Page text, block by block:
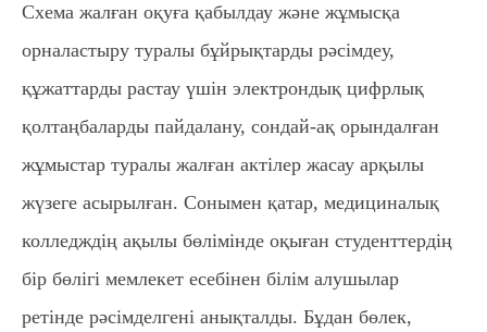
Схема жалған оқуға қабылдау және жұмысқа
орналастыру туралы бұйрықтарды рәсімдеу,
құжаттарды растау үшін электрондық цифрлық
қолтаңбаларды пайдалану, сондай-ақ орындалған
жұмыстар туралы жалған актілер жасау арқылы
жүзеге асырылған. Сонымен қатар, медициналық
колледждің ақылы бөлімінде оқыған студенттердің
бір бөлігі мемлекет есебінен білім алушылар
ретінде рәсімделгені анықталды. Бұдан бөлек,